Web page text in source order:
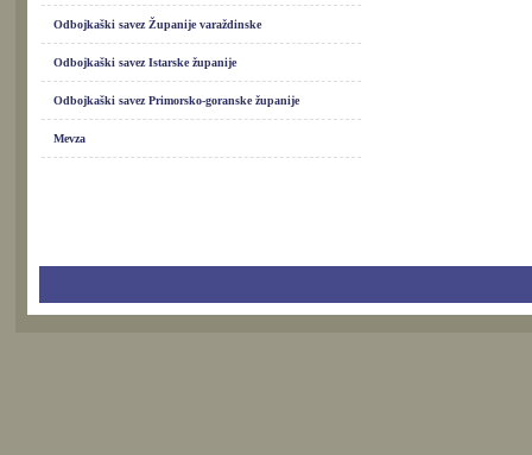
Odbojkaški savez Županije varaždinske
Odbojkaški savez Istarske županije
Odbojkaški savez Primorsko-goranske županije
Mevza